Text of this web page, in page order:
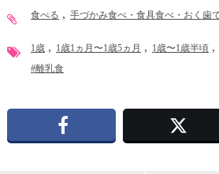
食べる 手づかみ食べ・食具食べ・おく歯
1歳 1歳1ヵ月〜1歳5ヵ月 1歳〜1歳半頃
#離乳食